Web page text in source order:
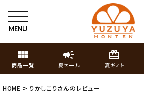
view_module
商品一覧
campaign
夏セール
card_giftcard
夏ギフト
HOME りかしこりさんのレビュー